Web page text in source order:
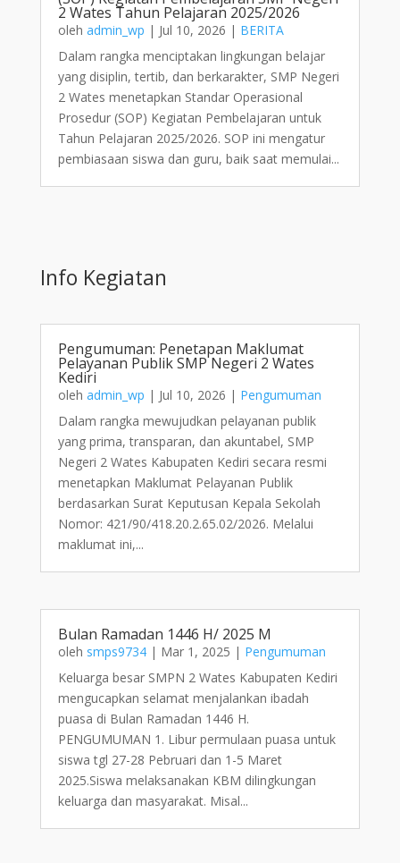
2 Wates Tahun Pelajaran 2025/2026
oleh admin_wp | Jul 10, 2026 | BERITA
Dalam rangka menciptakan lingkungan belajar
yang disiplin, tertib, dan berkarakter, SMP Negeri
2 Wates menetapkan Standar Operasional
Prosedur (SOP) Kegiatan Pembelajaran untuk
Tahun Pelajaran 2025/2026. SOP ini mengatur
pembiasaan siswa dan guru, baik saat memulai...
Info Kegiatan
Pengumuman: Penetapan Maklumat
Pelayanan Publik SMP Negeri 2 Wates
Kediri
oleh admin_wp | Jul 10, 2026 | Pengumuman
Dalam rangka mewujudkan pelayanan publik
yang prima, transparan, dan akuntabel, SMP
Negeri 2 Wates Kabupaten Kediri secara resmi
menetapkan Maklumat Pelayanan Publik
berdasarkan Surat Keputusan Kepala Sekolah
Nomor: 421/90/418.20.2.65.02/2026. Melalui
maklumat ini,...
Bulan Ramadan 1446 H/ 2025 M
oleh smps9734| Mar 1, 2025 | Pengumuman
Keluarga besar SMPN 2 Wates Kabupaten Kediri
mengucapkan selamat menjalankan ibadah
puasa di Bulan Ramadan 1446 H.
PENGUMUMAN 1. Libur permulaan puasa untuk
siswa tgl 27-28 Pebruari dan 1-5 Maret
2025.Siswa melaksanakan KBM dilingkungan
keluarga dan masyarakat. Misal...